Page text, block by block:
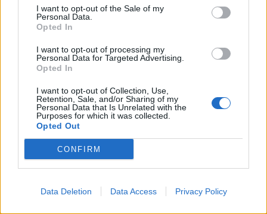
I want to opt-out of the Sale of my
Personal Data.
Opted In
I want to opt-out of processing my
Personal Data for Targeted Advertising.
Opted In
I want to opt-out of Collection, Use,
Retention, Sale, and/or Sharing of my
Personal Data that Is Unrelated with the
Purposes for which it was collected.
Opted Out
CONFIRM
Data Deletion Data Access Privacy Policy
και την πολιτική απορρήτου
X